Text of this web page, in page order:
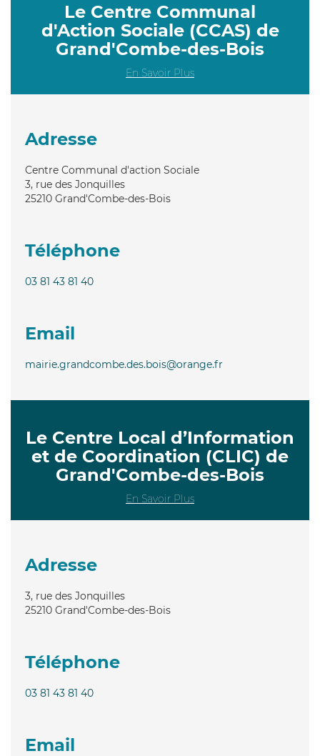
Le Centre Communal
d'Action Sociale (CCAS) de
Grand'Combe-des-Bois
En Savoir Plus
Adresse
Centre Communal d'action Sociale
3, rue des Jonquilles
25210 Grand'Combe-des-Bois
Téléphone
03 81 43 81 40
Email
mairie.grandcombe.des.bois@orange.fr
Le Centre Local d’Information
et de Coordination (CLIC) de
Grand'Combe-des-Bois
En Savoir Plus
Adresse
3, rue des Jonquilles
25210 Grand'Combe-des-Bois
Téléphone
03 81 43 81 40
Email